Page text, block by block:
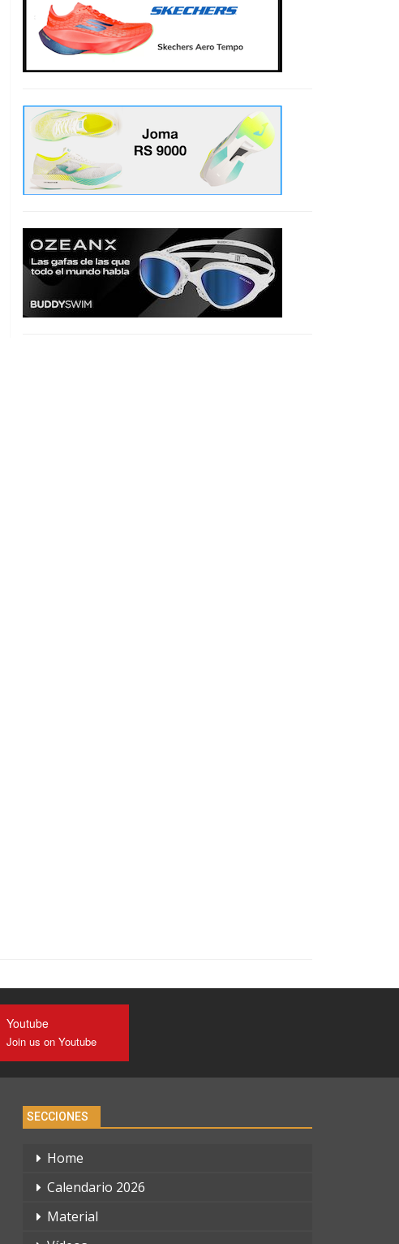
Youtube
Join us on Youtube
SECCIONES
Home
Calendario 2026
Material